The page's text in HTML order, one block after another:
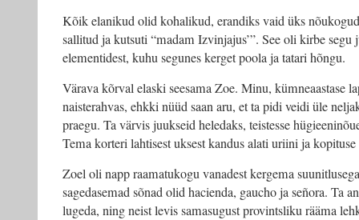
Kõik elanikud olid kohalikud, erandiks vaid üks
sallitud ja kutsuti “madam Izvinjajus’”. See oli kirbe segu
elementidest, kuhu segunes kerget poola ja tatari hõngu.
Värava kõrval elaski seesama Zoe. Minu, kümneaastase
naisterahvas, ehkki nüüd saan aru, et ta pidi veidi üle
praegu. Ta värvis juukseid heledaks, teistesse
Tema korteri lahtisest uksest kandus alati uriini ja kopituse
Zoel oli napp raamatukogu vanadest kergema
sagedasemad sõnad olid hacienda, gaucho ja señora. Ta
lugeda, ning neist levis samasugust provintsliku rääma